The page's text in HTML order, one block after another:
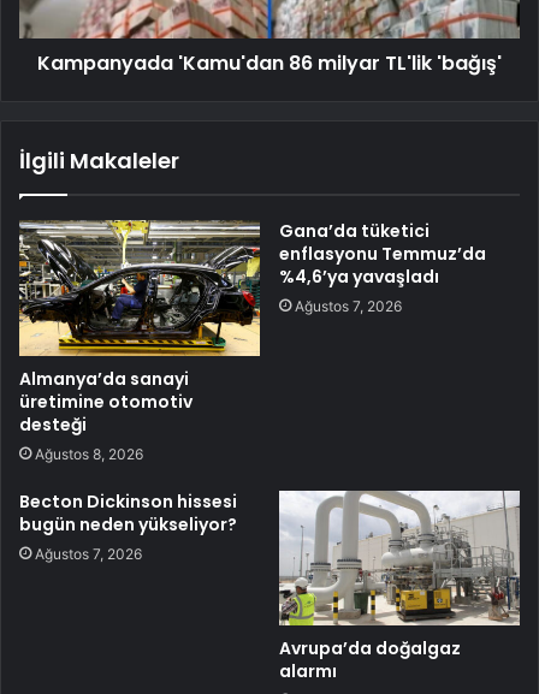
Kampanyada 'Kamu'dan 86 milyar TL'lik 'bağış'
İlgili Makaleler
Almanya’da sanayi
üretimine otomotiv
desteği
Ağustos 8, 2026
Gana’da tüketici
enflasyonu Temmuz’da
%4,6’ya yavaşladı
Ağustos 7, 2026
Becton Dickinson hissesi
bugün neden yükseliyor?
Ağustos 7, 2026
Avrupa’da doğalgaz
alarmı